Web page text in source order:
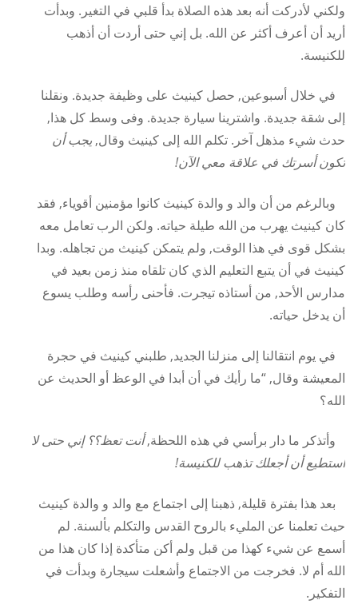
ولكني لأدركت أنه بعد هذه الصلاة بدأ قلبي في التغير. وبدأت
أريد أن أعرف أكثر عن الله. بل إني حتى أردت أن أذهب
للكنيسة.
في خلال أسبوعين, حصل كينيث على وظيفة جديدة. ونقلنا
إلى شقة جديدة. واشترينا سيارة جديدة. وفى وسط كل هذا,
حدث شيء مذهل آخر. تكلم الله إلى كينيث وقال, يجب أن
تكون أسرتك في علاقة معي الآن!
وبالرغم من أن والد و والدة كينيث كانوا مؤمنين أقوياء, فقد
كان كينيث يهرب من الله طيلة حياته. ولكن الرب تعامل معه
بشكل قوى في هذا الوقت, ولم يتمكن كينيث من تجاهله. وبدا
كينيث في أن يتبع التعليم الذي كان تلقاه منذ زمن بعيد في
مدارس الأحد, من أستاذه تيجرت. فأحنى رأسه وطلب يسوع
أن يدخل حياته.
في يوم انتقالنا إلى منزلنا الجديد, طلبني كينيث في حجرة
المعيشة وقال, “ما رأيك في أن أبدا في الوعظ أو الحديث عن
الله؟
وأتذكر ما دار برأسي في هذه اللحظة,أنت تعظ؟؟ إني حتى لا
أستطيع أن أجعلك تذهب للكنيسة!
بعد هذا بفترة قليلة, ذهبنا إلى اجتماع مع والد و والدة كينيث
حيث تعلمنا عن المليء بالروح القدس والتكلم بألسنة. لم
أسمع عن شيء كهذا من قبل ولم أكن متأكدة إذا كان هذا من
الله أم لا. فخرجت من الاجتماع وأشعلت سيجارة وبدأت في
التفكير.